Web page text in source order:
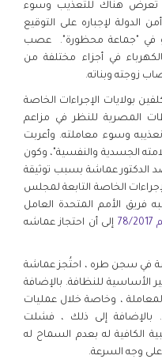
تعرض هناك للتعذيب وسوء
الدولة لإجباره على التوقيع
في "جماعة محظورة". عصب
في أجزاء مختلفة من
زوجته وبناته.
المكلفين بولايات الإجراءات الخاصة
المصرية للنظر في مزاعم
وسوء معاملته. وأعربت
الجسدية والنفسية"، وكون
ضد الدكتور عماشة بسبب توثيقة
الخاصة التابعة لمجلس
فريق الأمم المتحدة العامل
إلى أن احتجاز عماشه
في سجن طره ، احتُجز عماشة
الأساسية للنظافة. بالإضافة
، وخاصة خلال عمليات
بالإضافة إلى ذلك ، فشلت
الكافية له بعدم السماح له
على وجه السرعة.